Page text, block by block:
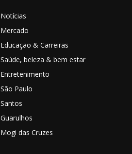
Notícias
Mercado
Educação & Carreiras
Saúde, beleza & bem estar
Entretenimento
São Paulo
Santos
Guarulhos
Mogi das Cruzes